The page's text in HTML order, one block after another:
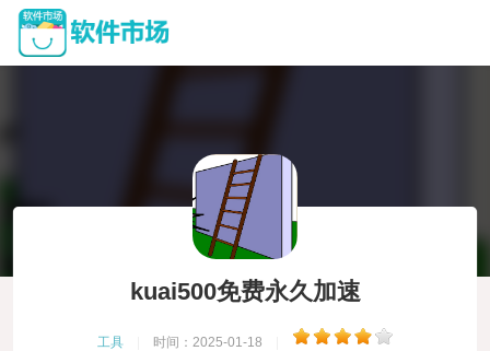
kuai500免费永久加速
工具 时间：2025-01-18